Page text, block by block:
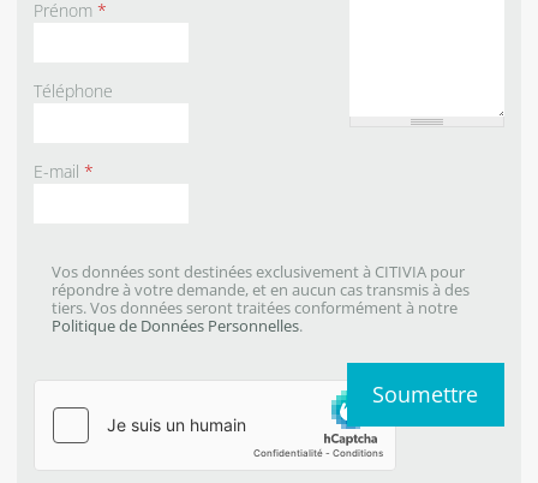
Prénom *
Téléphone
E-mail *
Vos données sont destinées exclusivement à CITIVIA pour
répondre à votre demande, et en aucun cas transmis à des
tiers. Vos données seront traitées conformément à notre
Politique de Données Personnelles.